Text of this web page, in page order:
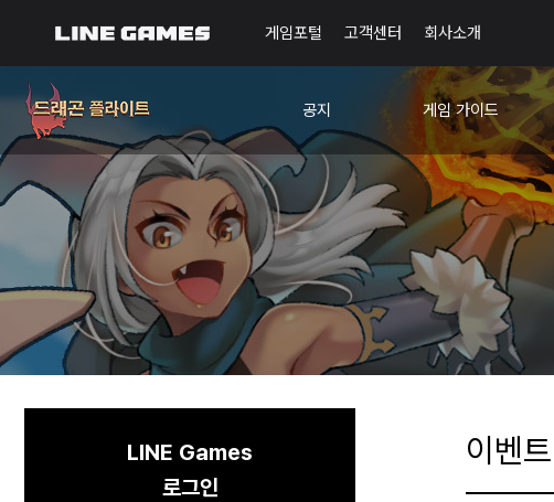
게임포털 고객센터 회사소개
공지
공지사항
이벤트
게임 가이드
드플사관학교
확률 정보
LINE Games
로그인
이벤트